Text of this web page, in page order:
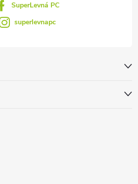
SuperLevná PC
superlevnapc